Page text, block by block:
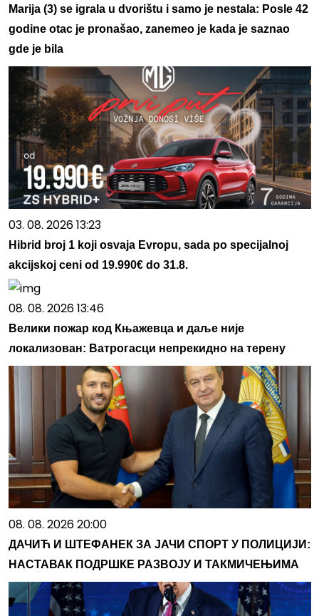
Marija (3) se igrala u dvorištu i samo je nestala: Posle 42
godine otac je pronašao, zanemeo je kada je saznao
gde je bila
03. 08. 2026 13:23
Hibrid broj 1 koji osvaja Evropu, sada po specijalnoj
akcijskoj ceni od 19.990€ do 31.8.
08. 08. 2026 13:46
Велики пожар код Књажевца и даље није
локализован: Ватрогасци непрекидно на терену
08. 08. 2026 20:00
ДАЧИЋ И ШТЕФАНЕК ЗА ЈАЧИ СПОРТ У ПОЛИЦИЈИ:
НАСТАВАК ПОДРШКЕ РАЗВОЈУ И ТАКМИЧЕЊИМА